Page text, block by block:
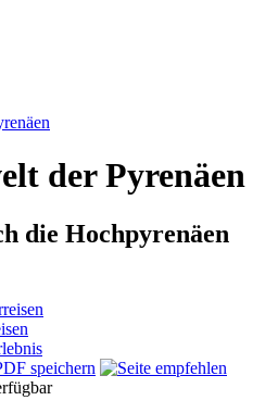
der Pyrenäen
die Hochpyrenäen